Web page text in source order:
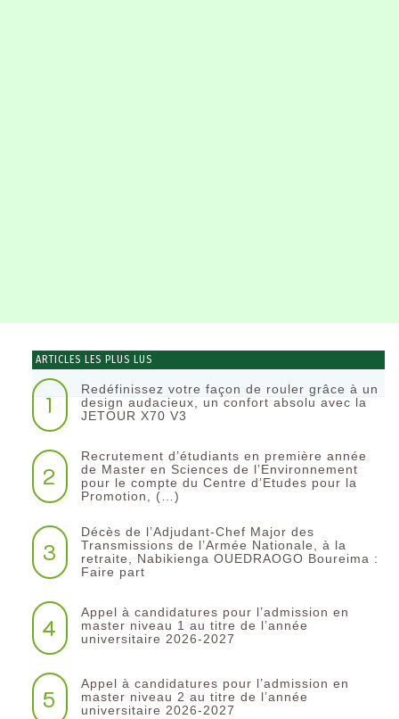
ARTICLES LES PLUS LUS
1
Redéfinissez votre façon de rouler grâce à un
design audacieux, un confort absolu avec la
JETOUR X70 V3
2
Recrutement d’étudiants en première année
de Master en Sciences de l’Environnement
pour le compte du Centre d’Etudes pour la
Promotion, (…)
3
Décès de l’Adjudant-Chef Major des
Transmissions de l’Armée Nationale, à la
retraite, Nabikienga OUEDRAOGO Boureima :
Faire part
4
Appel à candidatures pour l’admission en
master niveau 1 au titre de l’année
universitaire 2026-2027
5
Appel à candidatures pour l’admission en
master niveau 2 au titre de l’année
universitaire 2026-2027